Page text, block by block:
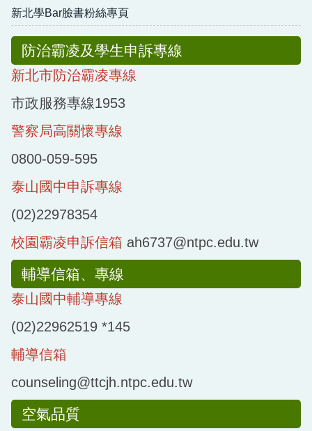
數位融入課程表單填寫
規章辦法
校園開放時間及場地租借收費標準
新北學Bar臉書粉絲專頁
防治霸凌及學生申訴專線
新北市防治霸凌專線
市政服務專線1953
警察局高關懷專線
0800-059-595
泰山國中申訴專線
(02)22978354
校園霸凌申訴信箱 ah6737@ntpc.edu.tw
輔導信箱、專線
泰山國中輔導專線
(02)22962519 *145
輔導信箱
counseling@ttcjh.ntpc.edu.tw
空氣品質